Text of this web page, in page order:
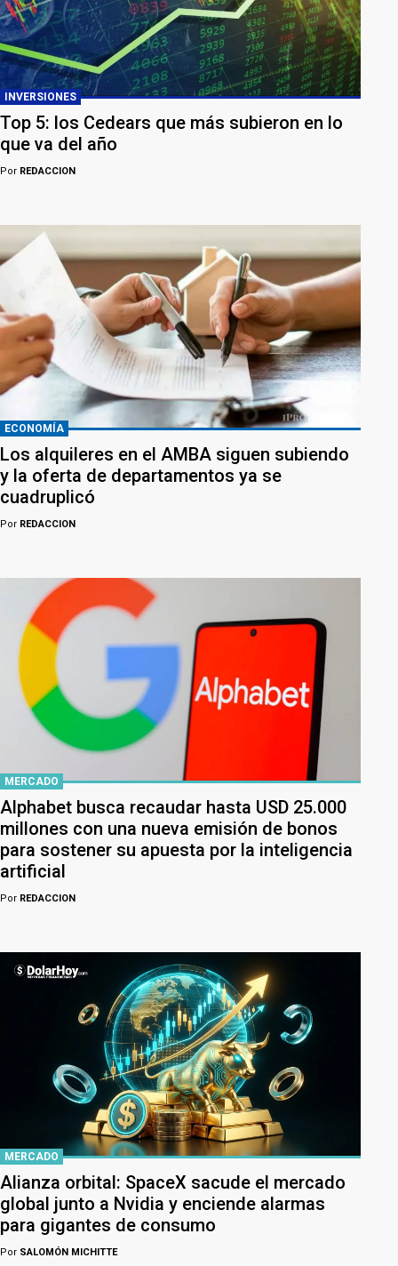
INVERSIONES
Top 5: los Cedears que más subieron en lo
que va del año
Por REDACCION
ECONOMÍA
Los alquileres en el AMBA siguen subiendo
y la oferta de departamentos ya se
cuadruplicó
Por REDACCION
MERCADO
Alphabet busca recaudar hasta USD 25.000
millones con una nueva emisión de bonos
para sostener su apuesta por la inteligencia
artificial
Por REDACCION
MERCADO
Alianza orbital: SpaceX sacude el mercado
global junto a Nvidia y enciende alarmas
para gigantes de consumo
Por SALOMÓN MICHITTE